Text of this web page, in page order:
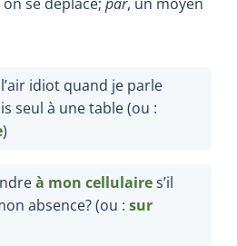
idiot quand je parle
seul à une table (ou :
)
à mon cellulaires’il
absence? (ou : sur